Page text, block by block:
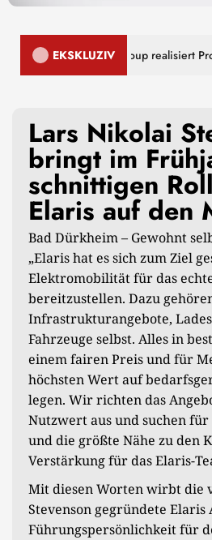
EKSKLUZIV
Finance Group realisiert
Lars Nikolai
bringt im
schnittigen
Elaris auf den
Bad Dürkheim – Gewohnt
„Elaris hat es sich zum Ziel
Elektromobilität für das
bereitzustellen. Dazu
Infrastrukturangebote,
Fahrzeuge selbst. Alles in
einem fairen Preis und für
höchsten Wert auf
legen. Wir richten das
Nutzwert aus und suchen
und die größte Nähe zu den
Verstärkung für das Elaris-
Mit diesen Worten wirbt die
Stevenson gegründete Elaris
Führungspersönlichkeit für